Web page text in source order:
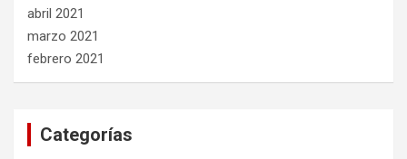
abril 2021
marzo 2021
febrero 2021
Categorías